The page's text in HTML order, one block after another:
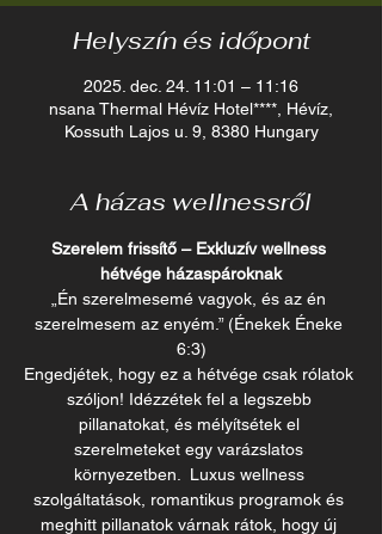
Helyszín és időpont
2025. dec. 24. 11:01 – 11:16
nsana Thermal Hévíz Hotel****, Hévíz,
Kossuth Lajos u. 9, 8380 Hungary
A házas wellnessről
Szerelem frissítő – Exkluzív wellness
hétvége házaspároknak
„Én szerelmesemé vagyok, és az én
szerelmesem az enyém.” (Énekek Éneke
6:3)
Engedjétek, hogy ez a hétvége csak rólatok
szóljon! Idézzétek fel a legszebb
pillanatokat, és mélyítsétek el
szerelmeteket egy varázslatos
környezetben.  Luxus wellness
szolgáltatások, romantikus programok és
meghitt pillanatok várnak rátok, hogy új